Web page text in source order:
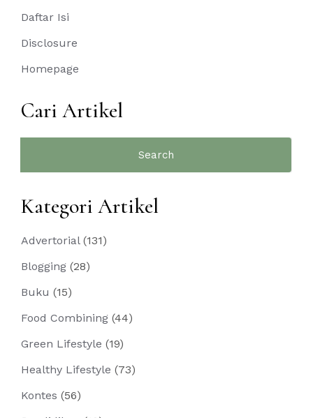
Daftar Isi
Disclosure
Homepage
Cari Artikel
Kategori Artikel
Advertorial(131)
Blogging (28)
Buku (15)
Food Combining (44)
Green Lifestyle (19)
Healthy Lifestyle (73)
Kontes (56)